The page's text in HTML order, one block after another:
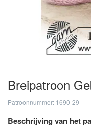
Breipatroon
Patroonnummer: 1690-29
Beschrijving van het